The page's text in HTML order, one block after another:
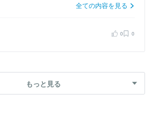
全ての内容を見る
0 0
もっと見る